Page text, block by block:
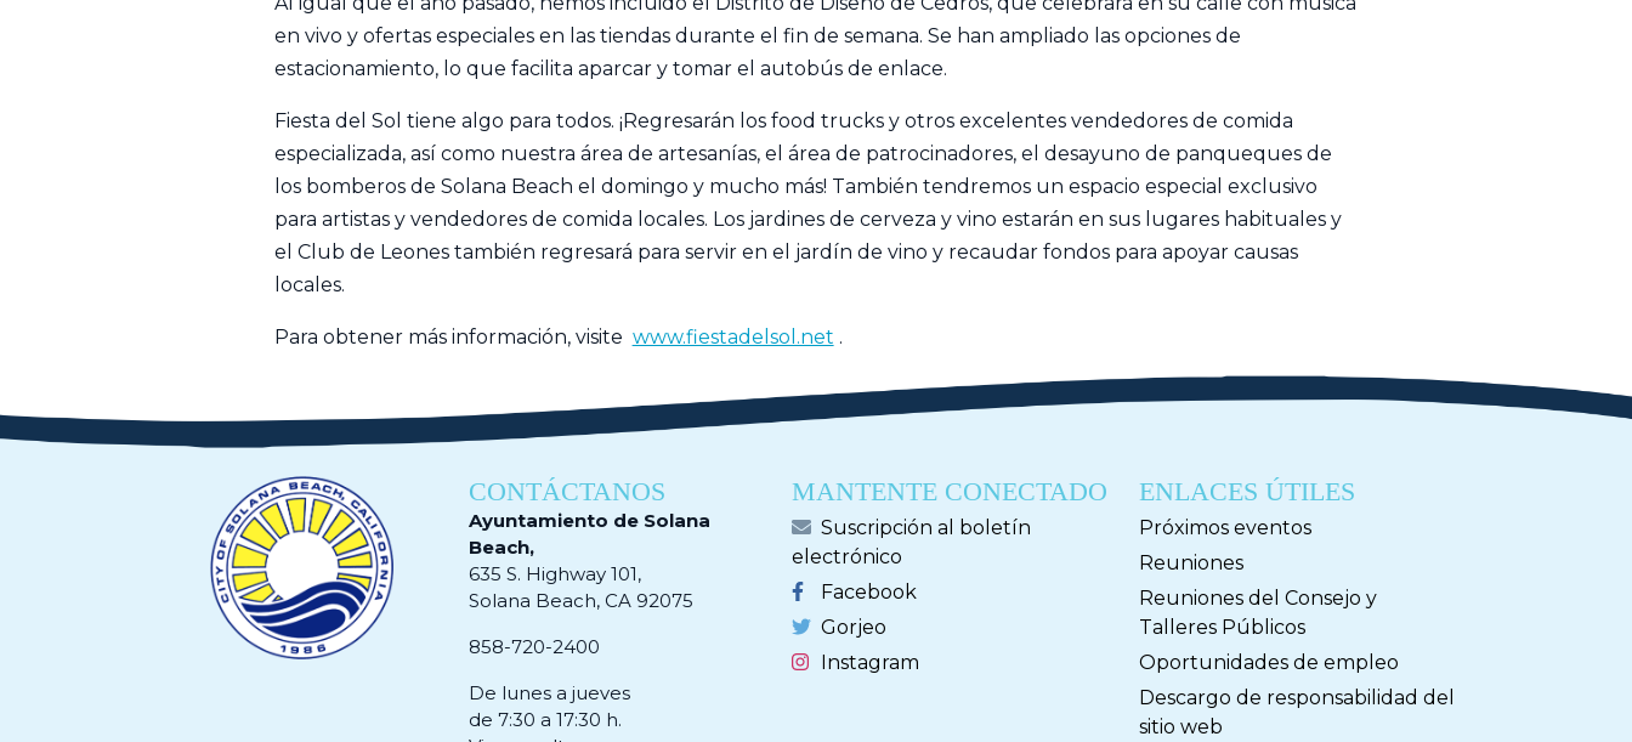
en vivo y ofertas especiales en las tiendas durante el fin de semana. Se han ampliado las opciones de
estacionamiento, lo que facilita aparcar y tomar el autobús de enlace.
Fiesta del Sol tiene algo para todos. ¡Regresarán los food trucks y otros excelentes vendedores de comida
especializada, así como nuestra área de artesanías, el área de patrocinadores, el desayuno de panqueques de
los bomberos de Solana Beach el domingo y mucho más! También tendremos un espacio especial exclusivo
para artistas y vendedores de comida locales. Los jardines de cerveza y vino estarán en sus lugares habituales y
el Club de Leones también regresará para servir en el jardín de vino y recaudar fondos para apoyar causas
locales.
Para obtener más información, visite www.fiestadelsol.net .
CONTÁCTANOS
Ayuntamiento de Solana
Beach,
635 S. Highway 101,
Solana Beach, CA 92075
858-720-2400
De lunes a jueves
de 7:30 a 17:30 h.
MANTENTE CONECTADO
Suscripción al boletín
electrónico
Facebook
Gorjeo
Instagram
ENLACES ÚTILES
Próximos eventos
Reuniones
Reuniones del Consejo y
Talleres Públicos
Oportunidades de empleo
Descargo de responsabilidad del
sitio web